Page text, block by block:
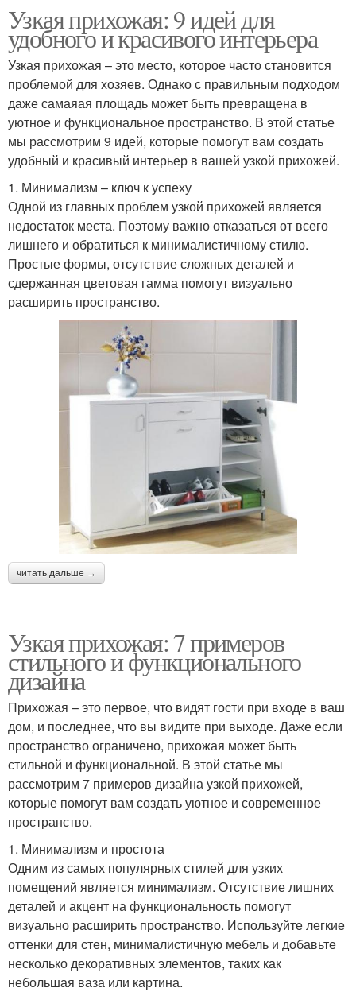
Узкая прихожая: 9 идей для
удобного и красивого интерьера
Узкая прихожая – это место, которое часто становится
проблемой для хозяев. Однако с правильным подходом
даже самаяая площадь может быть превращена в
уютное и функциональное пространство. В этой статье
мы рассмотрим 9 идей, которые помогут вам создать
удобный и красивый интерьер в вашей узкой прихожей.
1. Минимализм – ключ к успеху
Одной из главных проблем узкой прихожей является
недостаток места. Поэтому важно отказаться от всего
лишнего и обратиться к минималистичному стилю.
Простые формы, отсутствие сложных деталей и
сдержанная цветовая гамма помогут визуально
расширить пространство.
читать дальше →
Узкая прихожая: 7 примеров
стильного и функционального
дизайна
Прихожая – это первое, что видят гости при входе в ваш
дом, и последнее, что вы видите при выходе. Даже если
пространство ограничено, прихожая может быть
стильной и функциональной. В этой статье мы
рассмотрим 7 примеров дизайна узкой прихожей,
которые помогут вам создать уютное и современное
пространство.
1. Минимализм и простота
Одним из самых популярных стилей для узких
помещений является минимализм. Отсутствие лишних
деталей и акцент на функциональность помогут
визуально расширить пространство. Используйте легкие
оттенки для стен, минималистичную мебель и добавьте
несколько декоративных элементов, таких как
небольшая ваза или картина.